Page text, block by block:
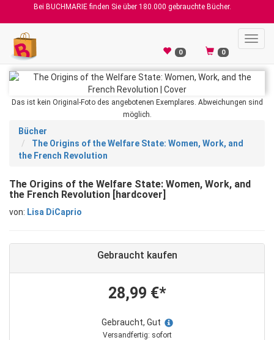
Bei BUCHMARIE finden Sie über 180.000 gebrauchte Bücher.
0 0
Das ist kein Original-Foto des angebotenen Exemplares. Abweichungen sind
möglich.
Bücher
The Origins of the Welfare State: Women, Work, and
the French Revolution
The Origins of the Welfare State: Women, Work, and
the French Revolution [hardcover]
von: Lisa DiCaprio
Gebraucht kaufen
28,99 €*
Gebraucht, Gut
Versandfertig: sofort